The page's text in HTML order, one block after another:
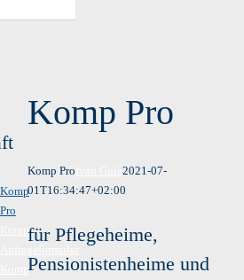
Komp Pro
Komp Pro
2021-07-
01T16:34:47+02:00
für Pflegeheime,
Pensionistenheime und
Komp
Pro
Komp
Komp